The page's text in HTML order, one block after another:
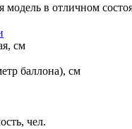
модель в отличном
см
баллона), см
чел.